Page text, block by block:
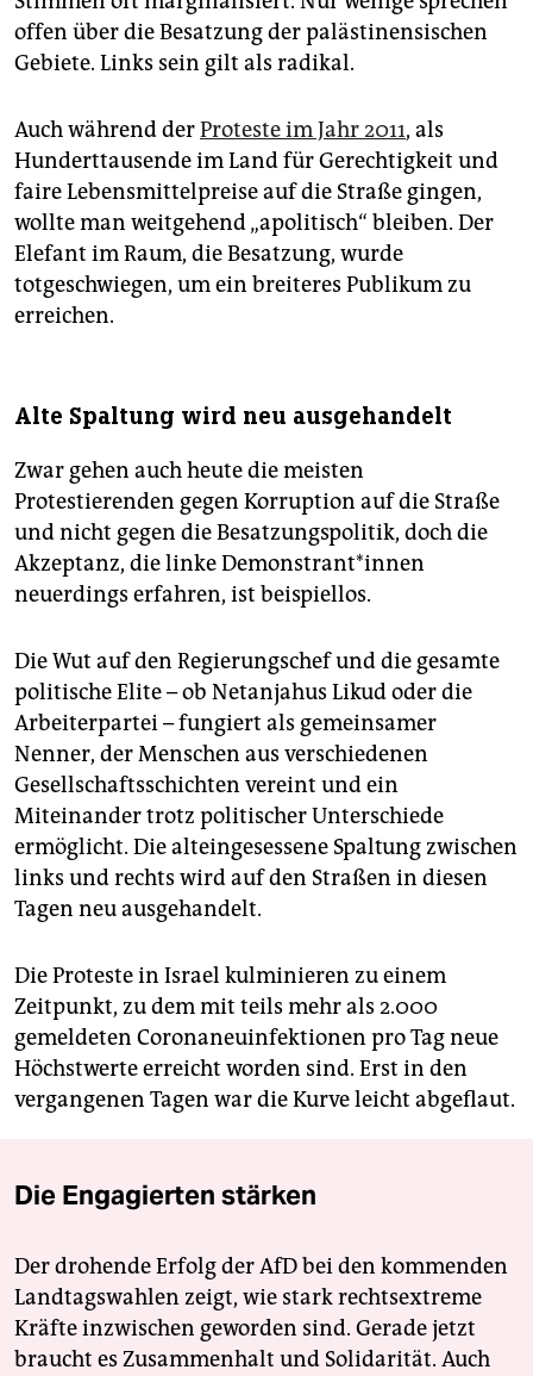
offen über die Besatzung der palästinensischen
Gebiete. Links sein gilt als radikal.
Auch während derProteste im Jahr 2011, als
Hunderttausende im Land für Gerechtigkeit und
faire Lebensmittelpreise auf die Straße gingen,
wollte man weitgehend „apolitisch“ bleiben. Der
Elefant im Raum, die Besatzung, wurde
totgeschwiegen, um ein breiteres Publikum zu
erreichen.
Alte Spaltung wird neu ausgehandelt
Zwar gehen auch heute die meisten
Protestierenden gegen Korruption auf die Straße
und nicht gegen die Besatzungspolitik, doch die
Akzeptanz, die linke Demonstrant*innen
neuerdings erfahren, ist beispiellos.
Die Wut auf den Regierungschef und die gesamte
politische Elite – ob Netanjahus Likud oder die
Arbeiterpartei – fungiert als gemeinsamer
Nenner, der Menschen aus verschiedenen
Gesellschaftsschichten vereint und ein
Miteinander trotz politischer Unterschiede
ermöglicht. Die alteingesessene Spaltung zwischen
links und rechts wird auf den Straßen in diesen
Tagen neu ausgehandelt.
Die Proteste in Israel kulminieren zu einem
Zeitpunkt, zu dem mit teils mehr als 2.000
gemeldeten Corona­neu­in­fek­tio­nen pro Tag neue
Höchstwerte erreicht worden sind. Erst in den
vergangenen Tagen war die Kurve leicht abgeflaut.
Die Engagierten stärken
Der drohende Erfolg der AfD bei den kommenden
Landtagswahlen zeigt, wie stark rechtsextreme
Kräfte inzwischen geworden sind. Gerade jetzt
braucht es Zusammenhalt und Solidarität. Auch